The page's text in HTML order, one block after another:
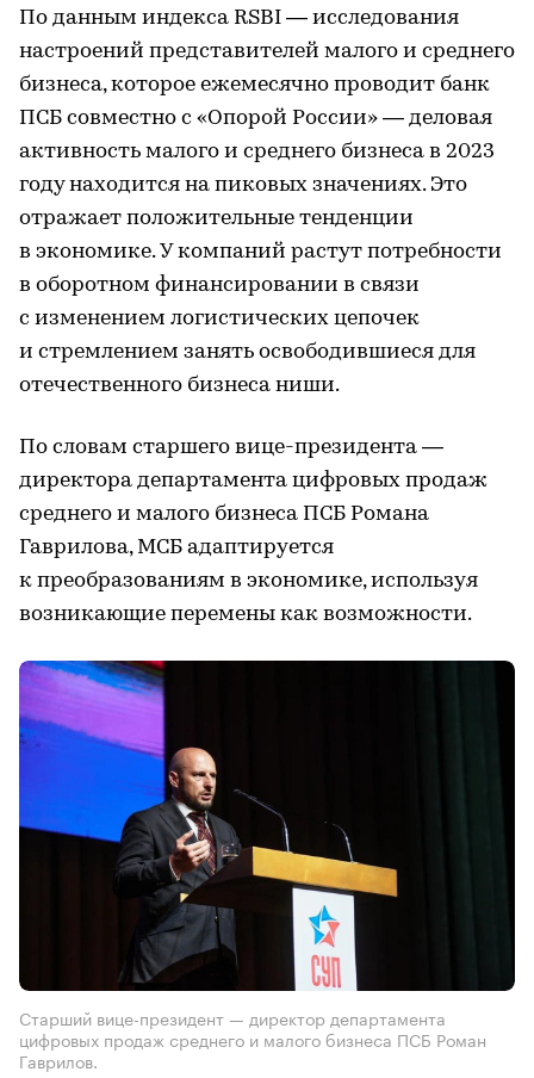
По данным индекса RSBI — исследования
настроений представителей малого и среднего
бизнеса, которое ежемесячно проводит банк
ПСБ совместно с «Опорой России» — деловая
активность малого и среднего бизнеса в 2023
году находится на пиковых значениях. Это
отражает положительные тенденции
в экономике. У компаний растут потребности
в оборотном финансировании в связи
с изменением логистических цепочек
и стремлением занять освободившиеся для
отечественного бизнеса ниши.
По словам старшего вице-президента —
директора департамента цифровых продаж
среднего и малого бизнеса ПСБ Романа
Гаврилова, МСБ адаптируется
к преобразованиям в экономике, используя
возникающие перемены как возможности.
Старший вице-президент — директор департамента
цифровых продаж среднего и малого бизнеса ПСБ Роман
Гаврилов.